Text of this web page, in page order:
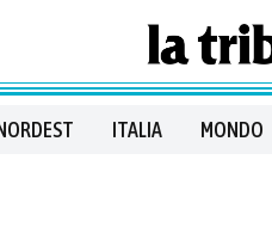
ITALIA MONDO